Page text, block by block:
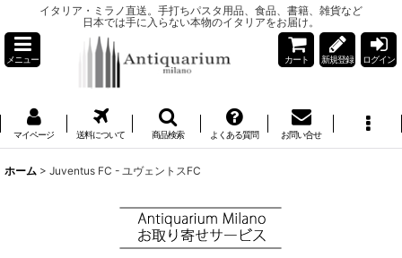
イタリア・ミラノ直送。手打ちパスタ用品、食品、書籍、雑貨など
日本では手に入らない本物のイタリアをお届け。
メニュー カート 新規登録 ログイン
マイページ 送料について 商品検索 よくある質問 お問い合せ
ホーム > Juventus FC - ユヴェントスFC